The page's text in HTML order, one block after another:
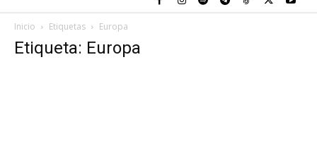
Inicio Etiquetas Europa
Etiqueta: Europa